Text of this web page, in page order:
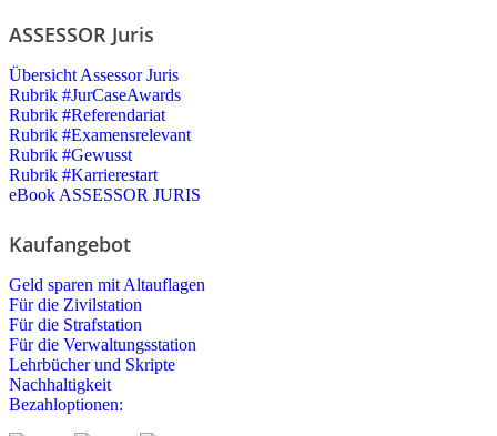
ASSESSOR Juris
Übersicht Assessor Juris
Rubrik #JurCaseAwards
Rubrik #Referendariat
Rubrik #Examensrelevant
Rubrik #Gewusst
Rubrik #Karrierestart
eBook ASSESSOR JURIS
Kaufangebot
Geld sparen mit Altauflagen
Für die Zivilstation
Für die Strafstation
Für die Verwaltungsstation
Lehrbücher und Skripte
Nachhaltigkeit
Bezahloptionen: